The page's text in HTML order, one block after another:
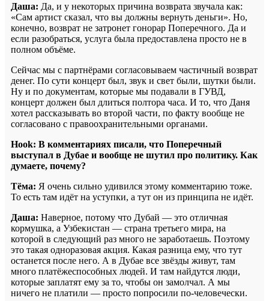
Даша: Да, и у некоторых причина возврата звучала как:
«Сам артист сказал, что вы должны вернуть деньги». Но,
конечно, возврат не затронет гонорар Поперечного. Да и
если разобраться, услуга была предоставлена просто не в
полном объёме.
Сейчас мы с партнёрами согласовываем частичный возврат
денег. По сути концерт был, звук и свет были, шутки были.
Ну и по документам, которые мы подавали в ГУВД,
концерт должен был длиться полтора часа. И то, что Даня
хотел рассказывать во второй части, по факту вообще не
согласовано с правоохранительными органами.
Hook: В комментариях писали, что Поперечный
выступал в Дубае и вообще не шутил про политику. Как
думаете, почему?
Тёма: Я очень сильно удивился этому комментарию тоже.
То есть там идёт на уступки, а тут он из принципа не идёт.
Даша: Наверное, потому что Дубай — это отличная
кормушка, а Узбекистан — страна третьего мира, на
которой в следующий раз много не заработаешь. Поэтому
это такая одноразовая акция. Какая разница ему, что тут
останется после него. А в Дубае все звёзды живут, там
много платёжеспособных людей. И там найдутся люди,
которые заплатят ему за то, чтобы он замолчал. А мы
ничего не платили — просто попросили по-человечески.